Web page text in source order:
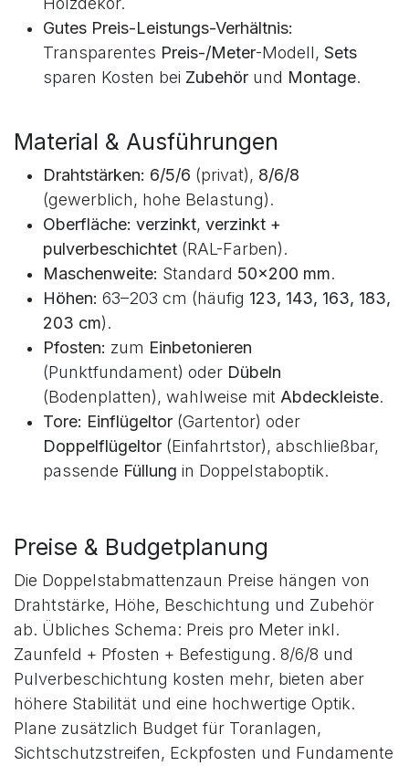
Gutes Preis-Leistungs-Verhältnis:
Transparentes Preis-/Meter-Modell, Sets
sparen Kosten bei Zubehör und Montage.
Material & Ausführungen
Drahtstärken: 6/5/6 (privat), 8/6/8
(gewerblich, hohe Belastung).
Oberfläche: verzinkt, verzinkt +
pulverbeschichtet (RAL-Farben).
Maschenweite: Standard 50×200 mm.
Höhen: 63–203 cm (häufig 123, 143, 163, 183,
203 cm).
Pfosten: zum Einbetonieren
(Punktfundament) oder Dübeln
(Bodenplatten), wahlweise mit Abdeckleiste.
Tore: Einflügeltor (Gartentor) oder
Doppelflügeltor (Einfahrtstor), abschließbar,
passende Füllung in Doppelstaboptik.
Preise & Budgetplanung
Die Doppelstabmattenzaun Preise hängen von
Drahtstärke, Höhe, Beschichtung und Zubehör
ab. Übliches Schema: Preis pro Meter inkl.
Zaunfeld + Pfosten + Befestigung. 8/6/8 und
Pulverbeschichtung kosten mehr, bieten aber
höhere Stabilität und eine hochwertige Optik.
Plane zusätzlich Budget für Toranlagen,
Sichtschutzstreifen, Eckpfosten und Fundamente